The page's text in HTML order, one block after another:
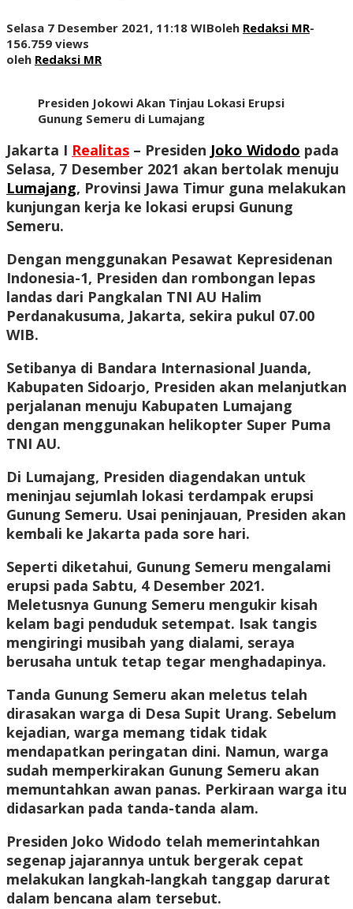
Selasa 7 Desember 2021, 11:18 WIBoleh Redaksi MR-
156.759 views
oleh Redaksi MR
Presiden Jokowi Akan Tinjau Lokasi Erupsi
Gunung Semeru di Lumajang
Jakarta I Realitas – Presiden Joko Widodo pada
Selasa, 7 Desember 2021 akan bertolak menuju
Lumajang, Provinsi Jawa Timur guna melakukan
kunjungan kerja ke lokasi erupsi Gunung
Semeru.
Dengan menggunakan Pesawat Kepresidenan
Indonesia-1, Presiden dan rombongan lepas
landas dari Pangkalan TNI AU Halim
Perdanakusuma, Jakarta, sekira pukul 07.00
WIB.
Setibanya di Bandara Internasional Juanda,
Kabupaten Sidoarjo, Presiden akan melanjutkan
perjalanan menuju Kabupaten Lumajang
dengan menggunakan helikopter Super Puma
TNI AU.
Di Lumajang, Presiden diagendakan untuk
meninjau sejumlah lokasi terdampak erupsi
Gunung Semeru. Usai peninjauan, Presiden akan
kembali ke Jakarta pada sore hari.
Seperti diketahui, Gunung Semeru mengalami
erupsi pada Sabtu, 4 Desember 2021.
Meletusnya Gunung Semeru mengukir kisah
kelam bagi penduduk setempat. Isak tangis
mengiringi musibah yang dialami, seraya
berusaha untuk tetap tegar menghadapinya.
Tanda Gunung Semeru akan meletus telah
dirasakan warga di Desa Supit Urang. Sebelum
kejadian, warga memang tidak tidak
mendapatkan peringatan dini. Namun, warga
sudah memperkirakan Gunung Semeru akan
memuntahkan awan panas. Perkiraan warga itu
didasarkan pada tanda-tanda alam.
Presiden Joko Widodo telah memerintahkan
segenap jajarannya untuk bergerak cepat
melakukan langkah-langkah tanggap darurat
dalam bencana alam tersebut.